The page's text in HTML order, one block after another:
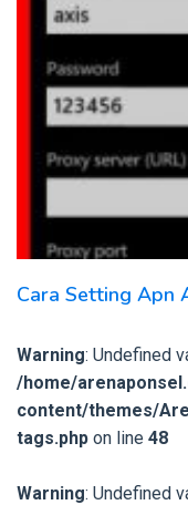
Cara Setting Apn
Warning: Undefined
/home/
content/themes/
tags.php on line 48
Warning: Undefined